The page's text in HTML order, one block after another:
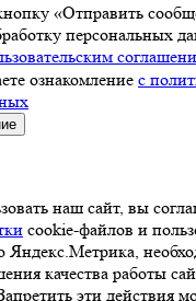
«Отправить
персональных
ознакомление с
наш сайт, вы
cookie-файлов и
качества работы
эти действия